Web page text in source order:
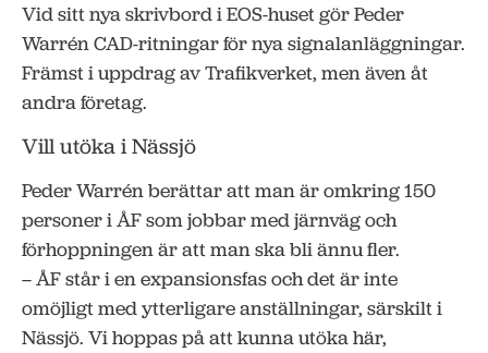
Vid sitt nya skrivbord i EOS-huset gör Peder
Warrén CAD-ritningar för nya signalanläggningar.
Främst i uppdrag av Trafikverket, men även åt
andra företag.
Vill utöka i Nässjö
Peder Warrén berättar att man är omkring 150
personer i ÅF som jobbar med järnväg och
förhoppningen är att man ska bli ännu fler.
– ÅF står i en expansionsfas och det är inte
omöjligt med ytterligare anställningar, särskilt i
Nässjö. Vi hoppas på att kunna utöka här,